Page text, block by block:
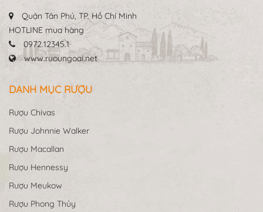
Quận Tân Phú, TP. Hồ Chí Minh
HOTLINE mua hàng
0972.12345.1
www.ruoungoai.net
DANH MỤC RƯỢU
Rượu Chivas
Rượu Johnnie Walker
Rượu Macallan
Rượu Hennessy
Rượu Meukow
Rượu Phong Thủy